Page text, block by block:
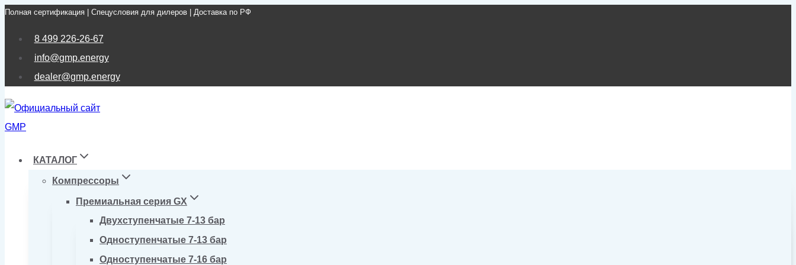
Перейти
Полная сертификация | Спецусловия для дилеров | Доставка по РФ
8 499 226-26-67
info@gmp.energy
dealer@gmp.energy
КАТАЛОГ
Компрессоры
Премиальная серия GX
Двухступенчатые 7-13 бар
Одноступенчатые 7-13 бар
Одноступенчатые 7-16 бар